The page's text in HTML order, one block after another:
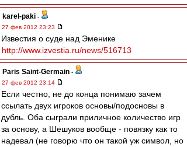
karel-paki -
27 фев 2012 23:23
Известия о суде над Эменике
http://www.izvestia.ru/news/516713
Paris Saint-Germain -
27 фев 2012 23:14
Если честно, не до конца понимаю зачем
ссылать двух игроков основы/подосновы в
дубль. Оба сыграли приличное количество игр
за основу, а Шешуков вообще - повязку как то
надевал (не говорю что он такой уж символ, но